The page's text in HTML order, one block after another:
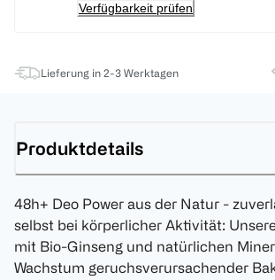
Verfügbarkeit prüfen
Lieferung in 2-3 Werktagen
Produktdetails
48h+ Deo Power aus der Natur -
selbst bei körperlicher Aktivität:
mit Bio-Ginseng und natürlichen
Wachstum geruchsverursachender